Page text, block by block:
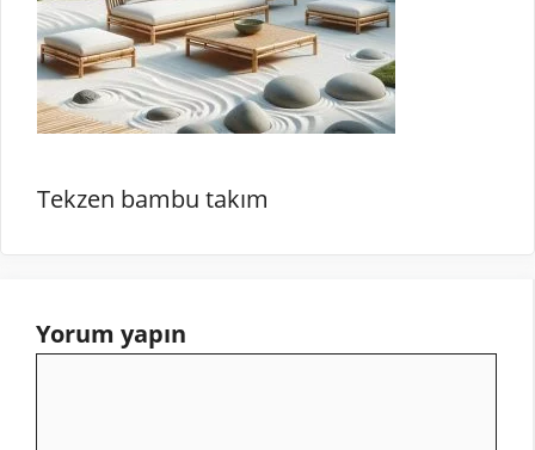
Tekzen bambu takım
Yorum yapın